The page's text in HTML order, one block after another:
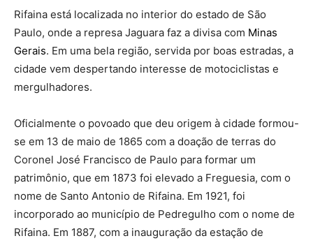
Rifaina está localizada no interior do estado de São
Paulo, onde a represa Jaguara faz a divisa com Minas
Gerais. Em uma bela região, servida por boas estradas, a
cidade vem despertando interesse de motociclistas e
mergulhadores.
Oficialmente o povoado que deu origem à cidade formou-
se em 13 de maio de 1865 com a doação de terras do
Coronel José Francisco de Paulo para formar um
patrimônio, que em 1873 foi elevado a Freguesia, com o
nome de Santo Antonio de Rifaina. Em 1921, foi
incorporado ao município de Pedregulho com o nome de
Rifaina. Em 1887, com a inauguração da estação de